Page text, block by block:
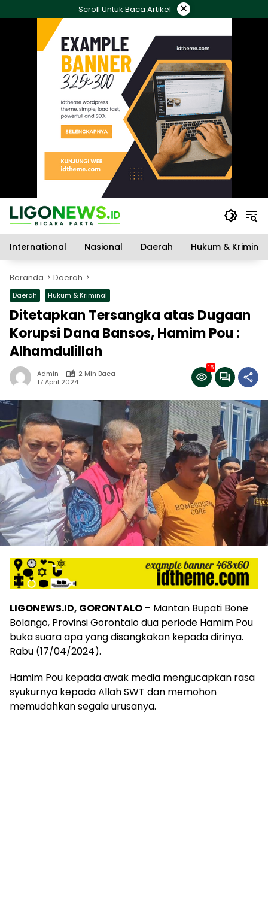
ke
Scroll Untuk Baca Artikel ×
International Nasional Daerah Hukum & Kriminal
Beranda Daerah
Daerah Hukum & Kriminal
Ditetapkan Tersangka atas Dugaan
Korupsi Dana Bansos, Hamim Pou :
Alhamdulillah
Admin
2 Min Baca
17 April 2024
15
LIGONEWS.ID, GORONTALO – Mantan Bupati Bone
Bolango, Provinsi Gorontalo dua periode Hamim Pou
buka suara apa yang disangkakan kepada dirinya.
Rabu (17/04/2024).
Hamim Pou kepada awak media mengucapkan rasa
syukurnya kepada Allah SWT dan memohon
memudahkan segala urusanya.